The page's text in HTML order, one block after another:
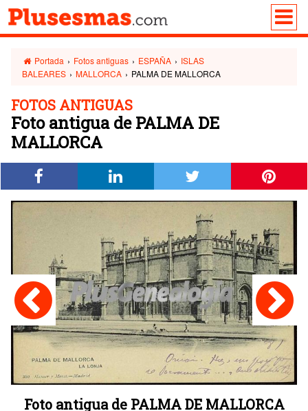
Portada › Fotos antiguas › ESPAÑA › ISLAS
BALEARES › MALLORCA › PALMA DE MALLORCA
FOTOS ANTIGUAS
Foto antigua de PALMA DE
MALLORCA
Foto antigua de PALMA DE MALLORCA